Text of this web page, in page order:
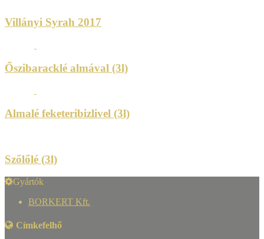
Villányi Syrah 2017
Őszibaracklé almával (3l)
Almalé feketeribizlivel (3l)
Szőlőlé (3l)
Gyártók
BORKERT Kft.
Címkefelhő